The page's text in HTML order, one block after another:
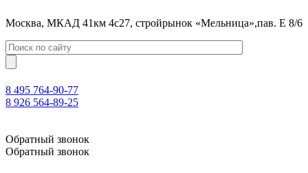
Москва, МКАД 41км 4с27, стройрынок «Мельница»,пав. Е 8/6
8 495 764-90-77
8 926 564-89-25
Обратный звонок
Обратный звонок